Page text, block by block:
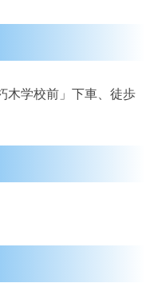
木学校前」下車、徒歩